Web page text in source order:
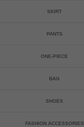
SKIRT
PANTS
ONE-PIECE
BAG
SHOES
FASHION ACCESSORIES